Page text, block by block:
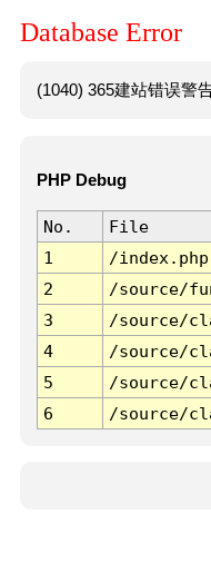
Database Error
(1040) 365建站错误警
PHP Debug
No. File
1
/index.php
2
/source/
3
/source/
4
/source/
5
/source/
6
/source/